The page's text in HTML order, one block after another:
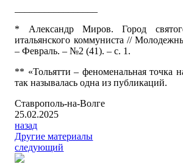
* Александр Миров. Город
итальянского коммуниста //
– Февраль. – №2 (41). – с. 1.
** «Тольятти – феноменальная точка
так называлась одна из публикаций.
Ставрополь-на-Волге
25.02.2025
назад
Другие материалы
следующий